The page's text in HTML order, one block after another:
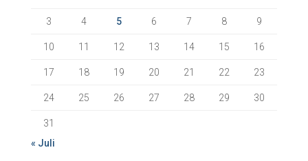
3 4 5 6 7 8 9
10 11 12 13 14 15 16
17 18 19 20 21 22 23
24 25 26 27 28 29 30
31
« Juli